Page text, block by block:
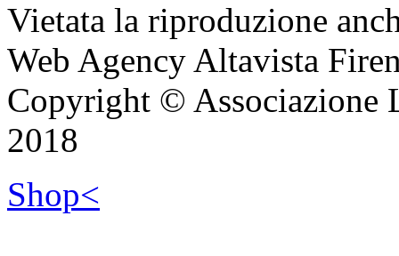
Vietata la riproduzione
Web Agency Altavista
Copyright © Associazione
2018
Shop<